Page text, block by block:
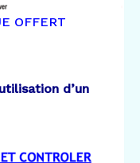
OFFERT
d’un